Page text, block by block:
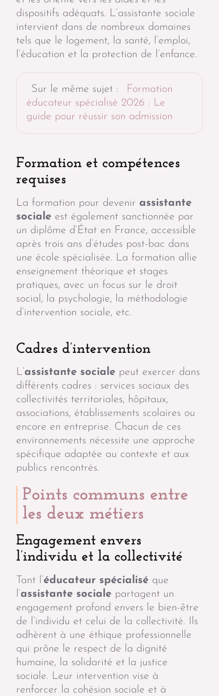
dispositifs adéquats. L’assistante sociale
intervient dans de nombreux domaines
tels que le logement, la santé, l’emploi,
l’éducation et la protection de l’enfance.
Sur le même sujet :
Formation
éducateur spécialisé 2026 : Le
guide pour réussir son admission
Formation et compétences
requises
La formation pour devenir assistante
sociale est également sanctionnée par
un diplôme d’État en France, accessible
après trois ans d’études post-bac dans
une école spécialisée. La formation allie
enseignement théorique et stages
pratiques, avec un focus sur le droit
social, la psychologie, la méthodologie
d’intervention sociale, etc.
Cadres d’intervention
L’assistante sociale peut exercer dans
différents cadres : services sociaux des
collectivités territoriales, hôpitaux,
associations, établissements scolaires ou
encore en entreprise. Chacun de ces
environnements nécessite une approche
spécifique adaptée au contexte et aux
publics rencontrés.
Points communs entre
les deux métiers
Engagement envers
l’individu et la collectivité
Tant l’éducateur spécialisé que
l’assistante sociale partagent un
engagement profond envers le bien-être
de l’individu et celui de la collectivité. Ils
adhèrent à une éthique professionnelle
qui prône le respect de la dignité
humaine, la solidarité et la justice
sociale. Leur intervention vise à
renforcer la cohésion sociale et à